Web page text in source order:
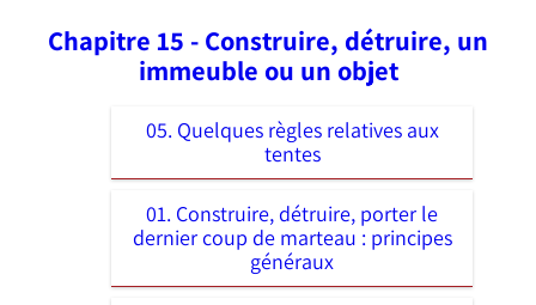
Chapitre 15 - Construire, détruire, un
immeuble ou un objet
05. Quelques règles relatives aux
tentes
01. Construire, détruire, porter le
dernier coup de marteau : principes
généraux